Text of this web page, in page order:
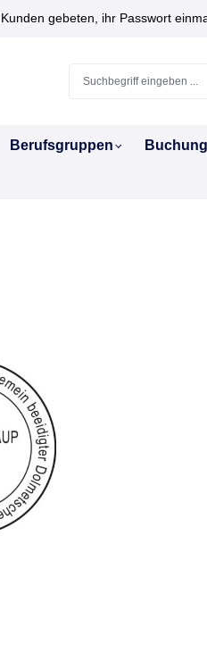
gebeten, ihr Passwort
Berufsgruppen